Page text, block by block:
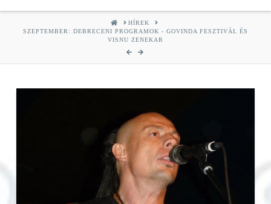
HOMEHÍREK
SZEPTEMBER: DEBRECENI PROGRAMOK - GOVINDA FESZTIVÁL ÉS
VISNU ZENEKAR